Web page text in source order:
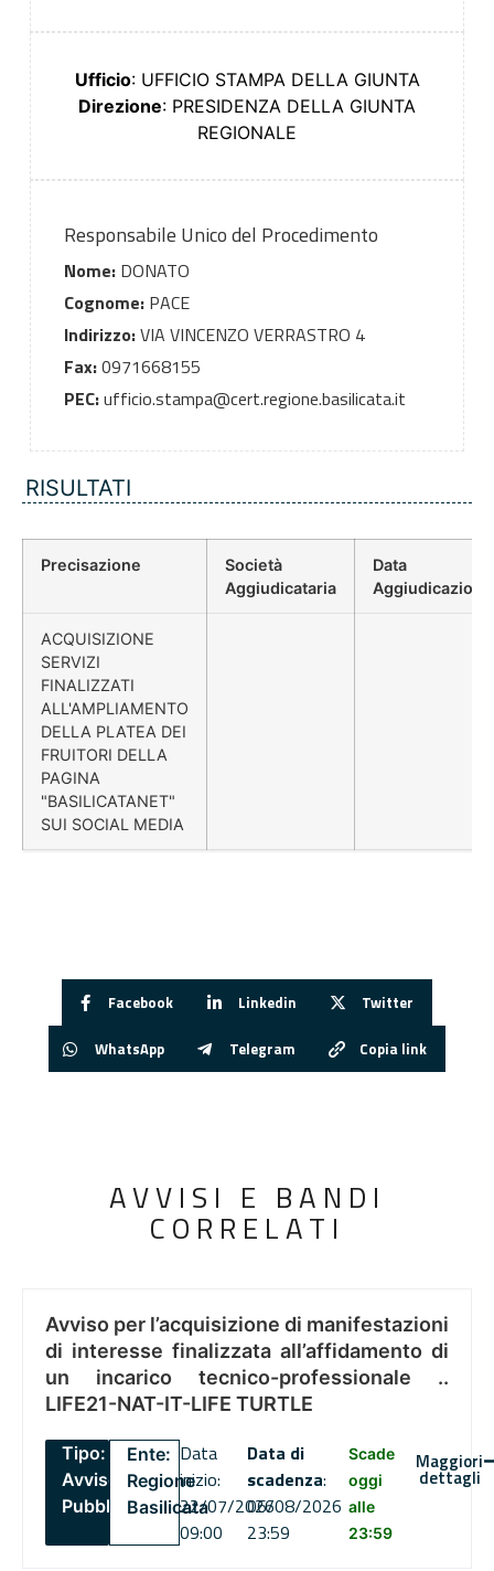
Ufficio: UFFICIO STAMPA DELLA GIUNTA
Direzione: PRESIDENZA DELLA GIUNTA
REGIONALE
Responsabile Unico del Procedimento
Nome:DONATO
Cognome:PACE
Indirizzo:VIA VINCENZO VERRASTRO 4
Fax:0971668155
PEC:ufficio.stampa@cert.regione.basilicata.it
RISULTATI
Precisazione
Società
Aggiudicataria
Data
Aggiudicazione
ACQUISIZIONE
SERVIZI
FINALIZZATI
ALL'AMPLIAMENTO
DELLA PLATEA DEI
FRUITORI DELLA
PAGINA
"BASILICATANET"
SUI SOCIAL MEDIA
Facebook Linkedin Twitter
WhatsApp Telegram Copia link
AVVISI E BANDI
CORRELATI
Avviso per l’acquisizione di manifestazioni
di interesse finalizzata all’affidamento di
un incarico tecnico-professionale ..
LIFE21-NAT-IT-LIFE TURTLE
Tipo:
Avviso
Pubblico
Ente:
Regione
Basilicata
Data
inizio:
22/07/2026
09:00
Data di
scadenza:
06/08/2026
23:59
Scade
oggi
alle
23:59
Maggiori
dettagli